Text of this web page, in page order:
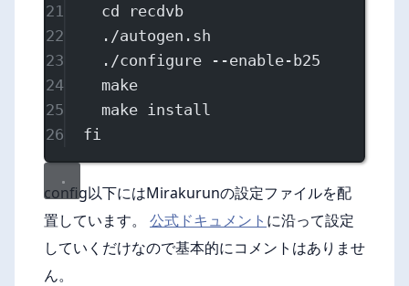
21
cd
recdvb
22
./autogen.sh
23
./configure
--enable-b25
24
make
25
make install
26
fi
config以下にはMirakurunの設定ファイルを配
置しています。 公式ドキュメント に沿って設定
していくだけなので基本的にコメントはありませ
ん。